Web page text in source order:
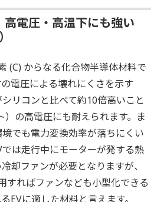
電圧・高温下にも強い
(C) からなる化合物半導体材料で
電圧による壊れにくさを示す
シリコンと比べて約10倍高いこと
）の高電圧にも耐えられます。ま
でも電力変換効率が落ちにくい
は走行中にモーターが発する熱
却ファンが必要となりますが、
すればファンなども小型化できる
EVに適した材料と言えます。